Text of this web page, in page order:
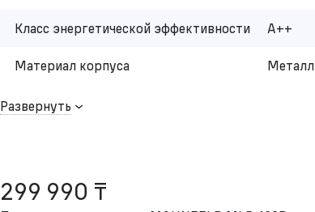
Класс энергетической эффективности A++
Материал корпуса Металл
Развернуть
299 990 ₸